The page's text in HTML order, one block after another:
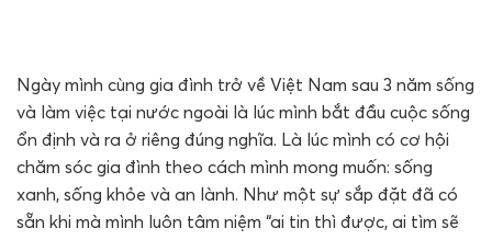
Ngày mình cùng gia đình trở về Việt Nam sau 3 năm sống
và làm việc tại nước ngoài là lúc mình bắt đầu cuộc sống
ổn định và ra ở riêng đúng nghĩa. Là lúc mình có cơ hội
chăm sóc gia đình theo cách mình mong muốn: sống
xanh, sống khỏe và an lành. Như một sự sắp đặt đã có
sẵn khi mà mình luôn tâm niệm “ai tin thì được, ai tìm sẽ